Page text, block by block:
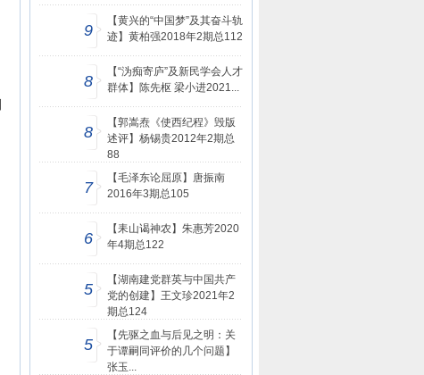
9
【黄兴的“中国梦”及其奋斗轨
迹】黄柏强2018年2期总112
8
【“沩痴寄庐”及新民学会人才
群体】陈先枢 梁小进2021...
8
【郭嵩焘《使西纪程》毁版
述评】杨锡贵2012年2期总
88
7
【毛泽东论屈原】唐振南
2016年3期总105
6
【耒山谒神农】朱惠芳2020
年4期总122
5
【湖南建党群英与中国共产
党的创建】王文珍2021年2
期总124
5
【先驱之血与后见之明：关
于谭嗣同评价的几个问题】
张玉...